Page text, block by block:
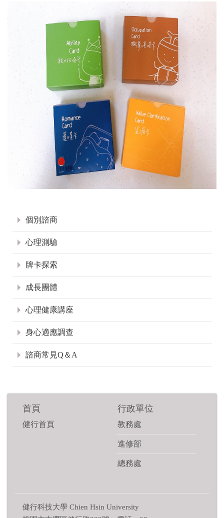
個別諮商
心理測驗
牌卡探索
成長團體
心理健康講座
身心適應調查
諮商常見Q＆A
首頁
健行首頁
行政單位
教務處
進修部
總務處
健行科技大學 Chien Hsin University